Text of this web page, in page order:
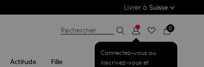
Livrer à Suisse
Actitude Fille
Rechercher
Connectez-vous ou
inscrivez-vous et
0